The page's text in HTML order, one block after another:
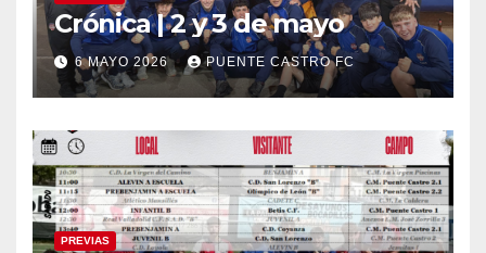
Crónica | 2 y 3 de mayo
6 MAYO 2026 PUENTE CASTRO FC
PREVIAS